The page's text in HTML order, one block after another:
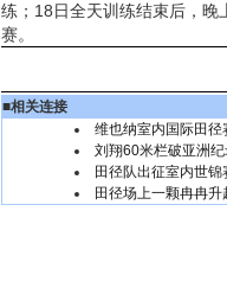
练；18日全天训练结束后，晚
赛。
■相关连接
维也纳室内国际田
刘翔60米栏破亚洲
田径队出征室内世
田径场上一颗冉冉